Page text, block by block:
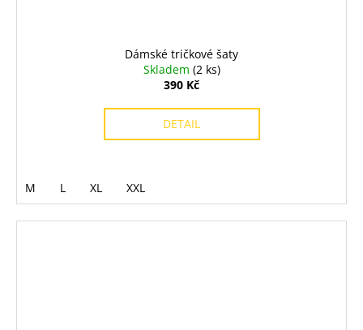
Dámské tričkové šaty
Skladem (2 ks)
390 Kč
DETAIL
M L XL XXL